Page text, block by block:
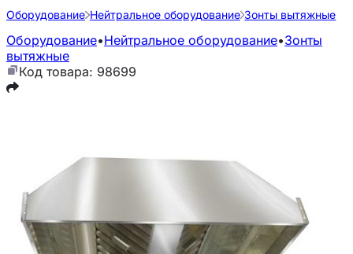
Оборудование Нейтральное оборудование Зонты вытяжные
Оборудование•Нейтральное оборудование•Зонты
вытяжные
Код товара: 98699